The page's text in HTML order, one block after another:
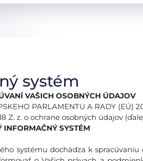
systém
VAŠICH OSOBNÝCH ÚDAJOV
PARLAMENTU A RADY (EÚ)
Z. z. o ochrane osobných údajov
INFORMAČNÝ SYSTÉM
systému dochádza k spracúvaniu